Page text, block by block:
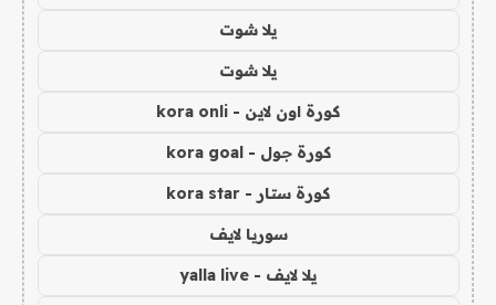
يلا شوت
يلا شوت
كورة اون لاين - kora onli
كورة جول - kora goal
كورة ستار - kora star
سوريا لايف
يلا لايف - yalla live